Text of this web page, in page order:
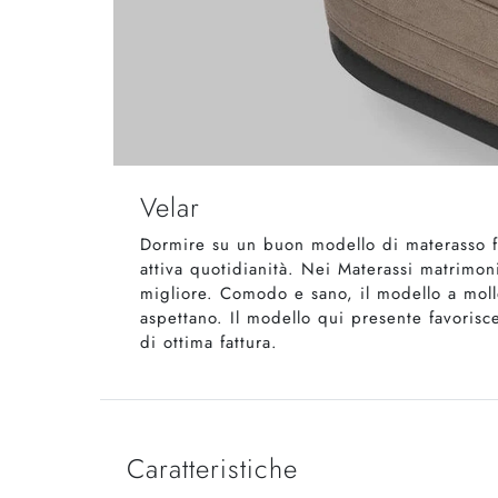
Velar
Dormire su un buon modello di
attiva quotidianità. Nei Materassi
migliore. Comodo e sano, il modello a
aspettano. Il modello qui presente
di ottima fattura.
Caratteristiche